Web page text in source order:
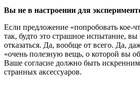
Вы не в настроении для
Если предложение «попробовать кое-
так, будто это страшное испытание,
отказаться. Да, вообще от всего. Да,
«очень полезную вещь, о которой вы
Ваше согласие должно быть
странных аксессуаров.